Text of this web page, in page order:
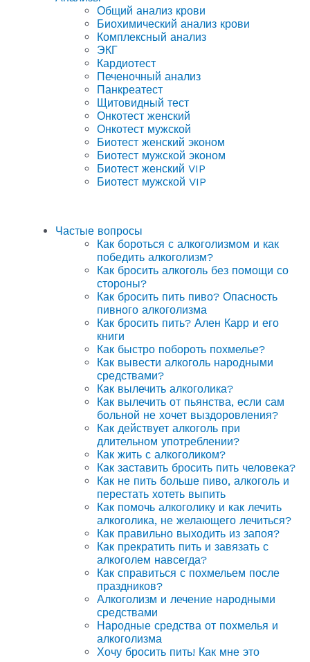
Общий анализ крови
Биохимический анализ крови
Комплексный анализ
ЭКГ
Кардиотест
Печеночный анализ
Панкреатест
Щитовидный тест
Онкотест женский
Онкотест мужской
Биотест женский эконом
Биотест мужской эконом
Биотест женский VIP
Биотест мужской VIP
Частые вопросы
Как бороться с алкоголизмом и как
победить алкоголизм?
Как бросить алкоголь без помощи со
стороны?
Как бросить пить пиво? Опасность
пивного алкоголизма
Как бросить пить? Ален Карр и его
книги
Как быстро побороть похмелье?
Как вывести алкоголь народными
средствами?
Как вылечить алкоголика?
Как вылечить от пьянства, если сам
больной не хочет выздоровления?
Как действует алкоголь при
длительном употреблении?
Как жить с алкоголиком?
Как заставить бросить пить человека?
Как не пить больше пиво, алкоголь и
перестать хотеть выпить
Как помочь алкоголику и как лечить
алкоголика, не желающего лечиться?
Как правильно выходить из запоя?
Как прекратить пить и завязать с
алкоголем навсегда?
Как справиться с похмельем после
праздников?
Алкоголизм и лечение народными
средствами
Народные средства от похмелья и
алкоголизма
Хочу бросить пить! Как мне это